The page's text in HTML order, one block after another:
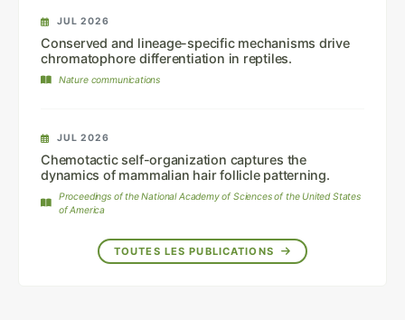
JUL 2026
Conserved and lineage-specific mechanisms drive
chromatophore differentiation in reptiles.
Nature communications
JUL 2026
Chemotactic self-organization captures the
dynamics of mammalian hair follicle patterning.
Proceedings of the National Academy of Sciences of the United States
of America
TOUTES LES PUBLICATIONS